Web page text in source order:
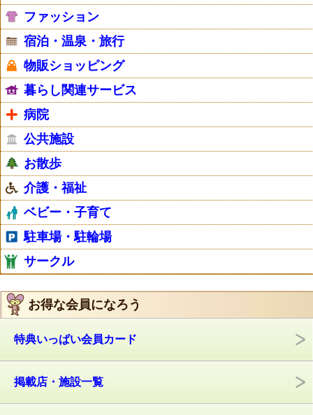
ファッション
宿泊・温泉・旅行
物販ショッピング
暮らし関連サービス
病院
公共施設
お散歩
介護・福祉
ベビー・子育て
駐車場・駐輪場
サークル
お得な会員になろう
特典いっぱい会員カード
掲載店・施設一覧